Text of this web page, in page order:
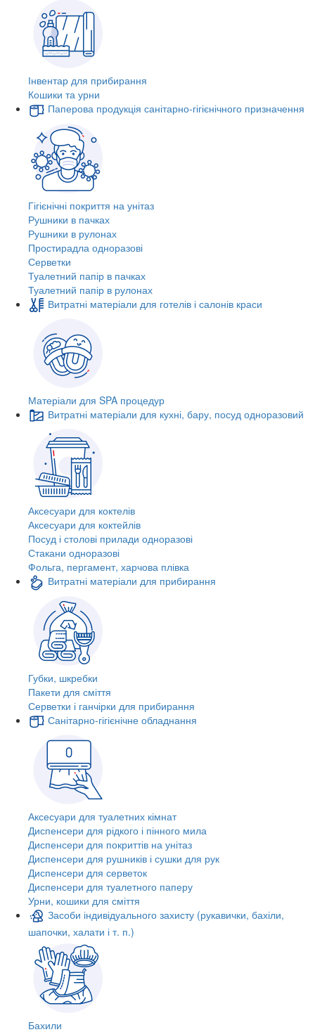
Інвентар для прибирання
Кошики та урни
Паперова продукція санітарно-гігієнічного призначення
Гігієнічні покриття на унітаз
Рушники в пачках
Рушники в рулонах
Простирадла одноразові
Серветки
Туалетний папір в пачках
Туалетний папір в рулонах
Витратні матеріали для готелів і салонів краси
Матеріали для SPA процедур
Витратні матеріали для кухні, бару, посуд одноразовий
Аксесуари для коктелів
Аксесуари для коктейлів
Посуд і столові прилади одноразові
Стакани одноразові
Фольга, пергамент, харчова плівка
Витратні матеріали для прибирання
Губки, шкребки
Пакети для сміття
Серветки і ганчірки для прибирання
Санітарно-гігієнічне обладнання
Аксесуари для туалетних кімнат
Диспенсери для рідкого і пінного мила
Диспенсери для покриттів на унітаз
Диспенсери для рушників і сушки для рук
Диспенсери для серветок
Диспенсери для туалетного паперу
Урни, кошики для сміття
Засоби індивідуального захисту (рукавички, бахіли,
шапочки, халати і т. п.)
Бахили